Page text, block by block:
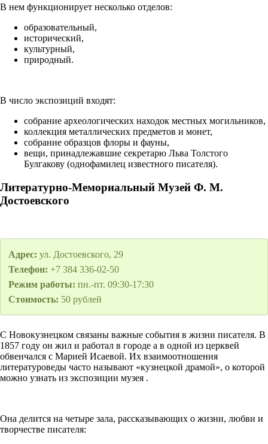
В нем функционирует несколько отделов:
образовательный,
исторический,
культурный,
природный.
В число экспозиций входят:
собрание археологических находок местных могильников,
коллекция металлических предметов и монет,
собрание образцов флоры и фауны,
вещи, принадлежавшие секретарю Льва Толстого
Булгакову (однофамилец известного писателя).
Литературно-Мемориальный Музей Ф. М.
Достоевского
Адрес: ул. Достоевского, 29
Телефон: +7 384 336-02-50
Режим работы: пн.-пт. 09:30-17:30
Стоимость: 50 рублей
С Новокузнецком связаны важные события в жизни писателя. В
1857 году он жил и работал в городе а в одной из церквей
обвенчался с Марией Исаевой. Их взаимоотношения
литературоведы часто называют «кузнецкой драмой», о которой
можно узнать из экспозиции музея .
Она делится на четыре зала, рассказывающих о жизни, любви и
творчестве писателя: